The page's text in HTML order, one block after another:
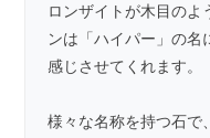
ロンザイトが木目のよ
ンは「ハイパー」の名
感じさせてくれます。
様々な名称を持つ石で